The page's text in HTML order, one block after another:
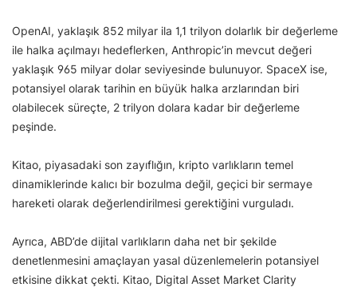
OpenAI, yaklaşık 852 milyar ila 1,1 trilyon dolarlık bir değerleme
ile halka açılmayı hedeflerken, Anthropic’in mevcut değeri
yaklaşık 965 milyar dolar seviyesinde bulunuyor. SpaceX ise,
potansiyel olarak tarihin en büyük halka arzlarından biri
olabilecek süreçte, 2 trilyon dolara kadar bir değerleme
peşinde.
Kitao, piyasadaki son zayıflığın, kripto varlıkların temel
dinamiklerinde kalıcı bir bozulma değil, geçici bir sermaye
hareketi olarak değerlendirilmesi gerektiğini vurguladı.
Ayrıca, ABD’de dijital varlıkların daha net bir şekilde
denetlenmesini amaçlayan yasal düzenlemelerin potansiyel
etkisine dikkat çekti. Kitao, Digital Asset Market Clarity